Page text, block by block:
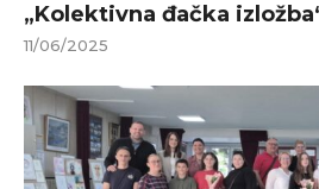
„Kolektivna đačka
11/06/2025